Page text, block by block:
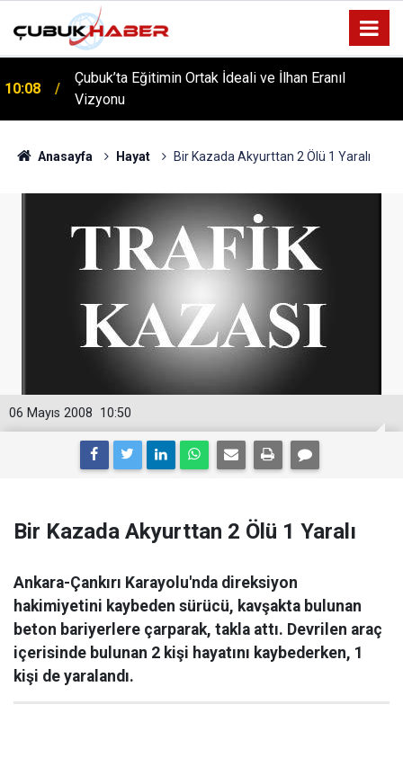
10:08
Çubuk’ta Eğitimin Ortak İdeali ve İlhan Eranıl
Vizyonu
Anasayfa Hayat Bir Kazada Akyurttan 2 Ölü 1 Yaralı
10:50
06 Mayıs 2008
Bir Kazada Akyurttan 2 Ölü 1 Yaralı
Ankara-Çankırı Karayolu'nda direksiyon
hakimiyetini kaybeden sürücü, kavşakta bulunan
beton bariyerlere çarparak, takla attı. Devrilen araç
içerisinde bulunan 2 kişi hayatını kaybederken, 1
kişi de yaralandı.